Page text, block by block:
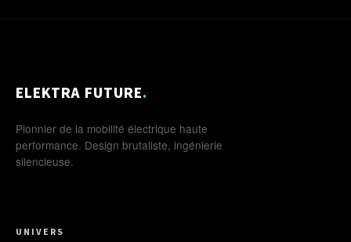
ELEKTRA FUTURE.
Pionnier de la mobilité électrique haute
performance. Design brutaliste, ingénierie
silencieuse.
UNIVERS